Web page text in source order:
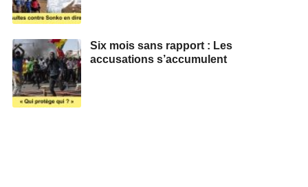
Six mois sans rapport : Les
accusations s’accumulent